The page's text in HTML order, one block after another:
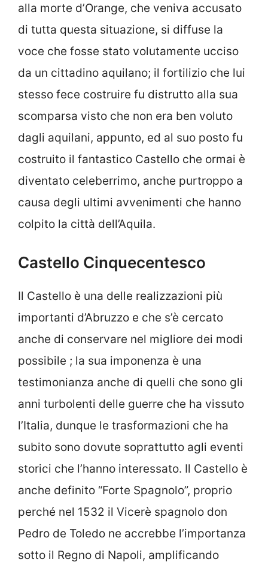
alla morte d’Orange, che veniva accusato
di tutta questa situazione, si diffuse la
voce che fosse stato volutamente ucciso
da un cittadino aquilano; il fortilizio che lui
stesso fece costruire fu distrutto alla sua
scomparsa visto che non era ben voluto
dagli aquilani, appunto, ed al suo posto fu
costruito il fantastico Castello che ormai è
diventato celeberrimo, anche purtroppo a
causa degli ultimi avvenimenti che hanno
colpito la città dell’Aquila.
Castello Cinquecentesco
Il Castello è una delle realizzazioni più
importanti d’Abruzzo e che s’è cercato
anche di conservare nel migliore dei modi
possibile ; la sua imponenza è una
testimonianza anche di quelli che sono gli
anni turbolenti delle guerre che ha vissuto
l’Italia, dunque le trasformazioni che ha
subito sono dovute soprattutto agli eventi
storici che l’hanno interessato. Il Castello è
anche definito “Forte Spagnolo”, proprio
perché nel 1532 il Vicerè spagnolo don
Pedro de Toledo ne accrebbe l’importanza
sotto il Regno di Napoli, amplificando